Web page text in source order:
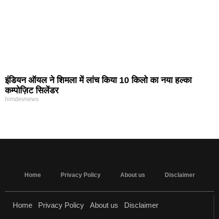
इंडियन ऑयल ने शिमला में लांच किया 10 किलो का नया हल्का
कम्पोज़िट सिलेंडर
himdevnews
Home Privacy Policy About us Disclaimer
Home Privacy Policy About us Disclaimer